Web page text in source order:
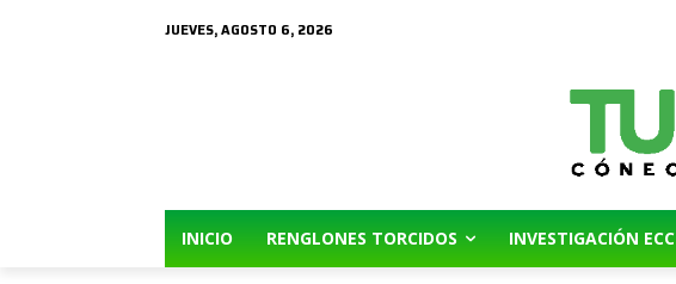
JUEVES, AGOSTO 6, 2026
INICIO RENGLONES TORCIDOS INVESTIGACIÓN ECC